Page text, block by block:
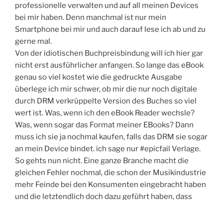
professionelle verwalten und auf all meinen Devices
bei mir haben. Denn manchmal ist nur mein
Smartphone bei mir und auch darauf lese ich ab und zu
gerne mal.
Von der idiotischen Buchpreisbindung will ich hier gar
nicht erst ausführlicher anfangen. So lange das eBook
genau so viel kostet wie die gedruckte Ausgabe
überlege ich mir schwer, ob mir die nur noch digitale
durch DRM verkrüppelte Version des Buches so viel
wert ist. Was, wenn ich den eBook Reader wechsle?
Was, wenn sogar das Format meiner EBooks? Dann
muss ich sie ja nochmal kaufen, falls das DRM sie sogar
an mein Device bindet. ich sage nur #epicfail Verlage.
So gehts nun nicht. Eine ganze Branche macht die
gleichen Fehler nochmal, die schon der Musikindustrie
mehr Feinde bei den Konsumenten eingebracht haben
und die letztendlich doch dazu geführt haben, dass